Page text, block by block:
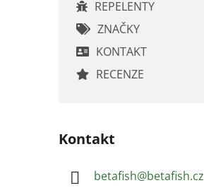
REPELENTY
ZNAČKY
KONTAKT
RECENZE
Kontakt
betafish@betafish.cz